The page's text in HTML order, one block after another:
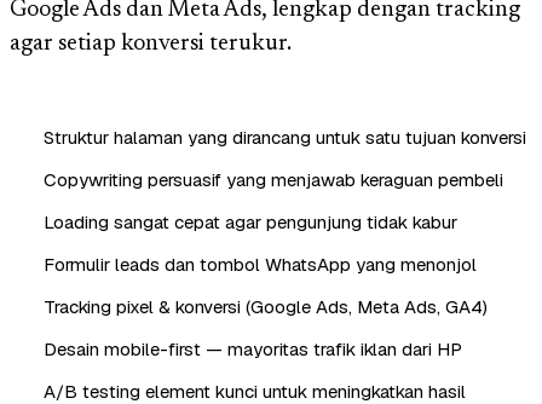
Google Ads dan Meta Ads, lengkap dengan tracking
agar setiap konversi terukur.
Struktur halaman yang dirancang untuk satu tujuan konversi
Copywriting persuasif yang menjawab keraguan pembeli
Loading sangat cepat agar pengunjung tidak kabur
Formulir leads dan tombol WhatsApp yang menonjol
Tracking pixel & konversi (Google Ads, Meta Ads, GA4)
Desain mobile-first — mayoritas trafik iklan dari HP
A/B testing element kunci untuk meningkatkan hasil